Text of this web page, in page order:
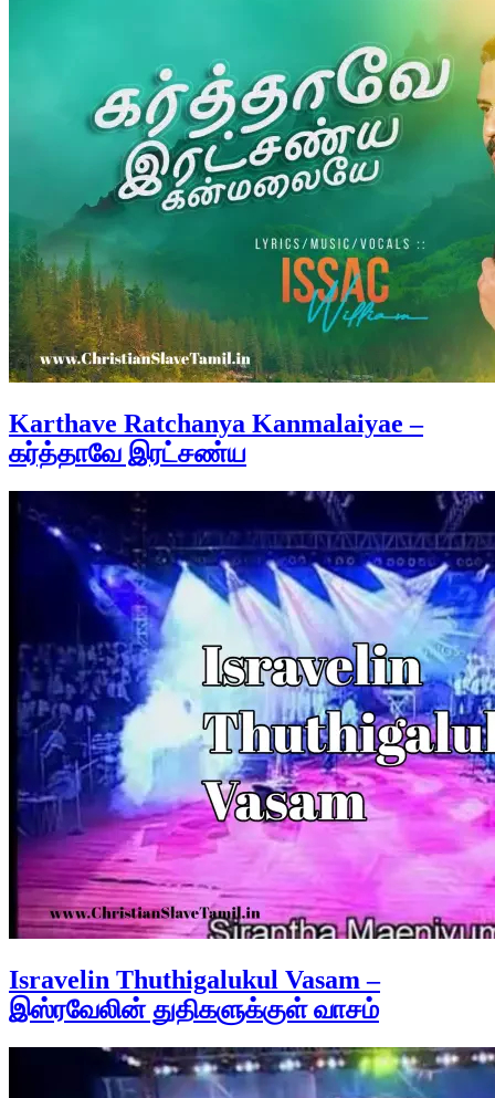
Karthave Ratchanya Kanmalaiyae –
கர்த்தாவே இரட்சண்ய
Isravelin Thuthigalukul Vasam –
இஸ்ரவேலின் துதிகளுக்குள் வாசம்